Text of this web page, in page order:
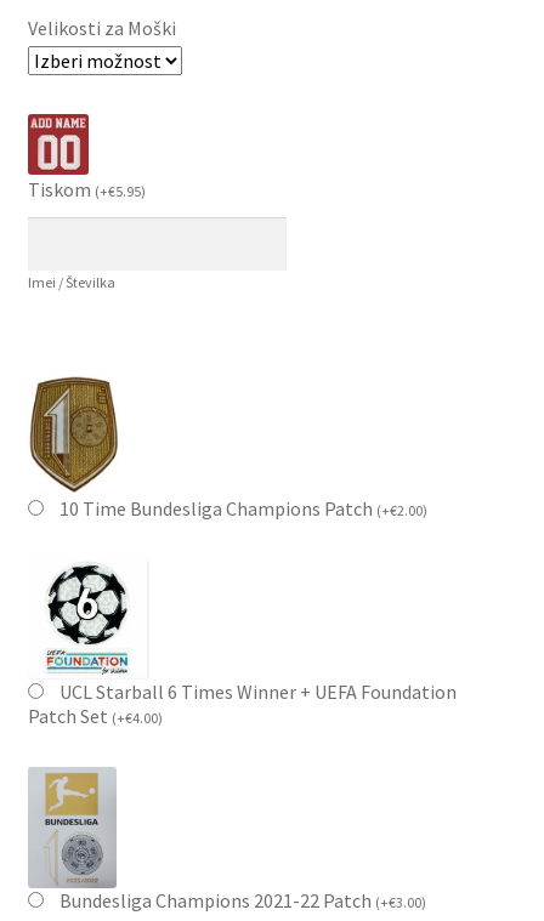
Velikosti za Moški
Tiskom (+€5.95)
Imei / Številka
10 Time Bundesliga Champions Patch (+€2.00)
UCL Starball 6 Times Winner + UEFA Foundation
Patch Set (+€4.00)
Bundesliga Champions 2021-22 Patch (+€3.00)